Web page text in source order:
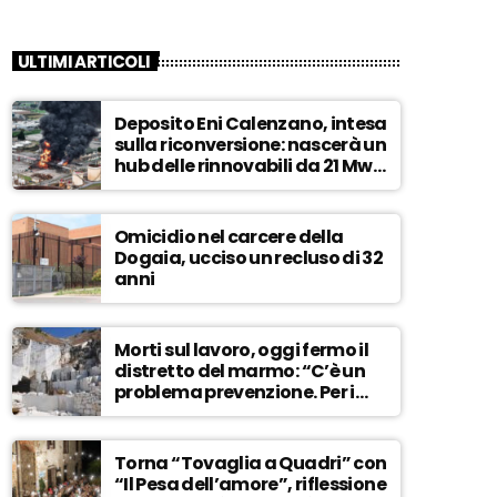
ULTIMI ARTICOLI
Deposito Eni Calenzano, intesa
sulla riconversione: nascerà un
hub delle rinnovabili da 21 Mw –
ASCOLTA
Omicidio nel carcere della
Dogaia, ucciso un recluso di 32
anni
Morti sul lavoro, oggi fermo il
distretto del marmo: “C’è un
problema prevenzione. Per i
controlli, un solo ispettore” –
ASCOLTA
Torna “Tovaglia a Quadri” con
“Il Pesa dell’amore”, riflessione